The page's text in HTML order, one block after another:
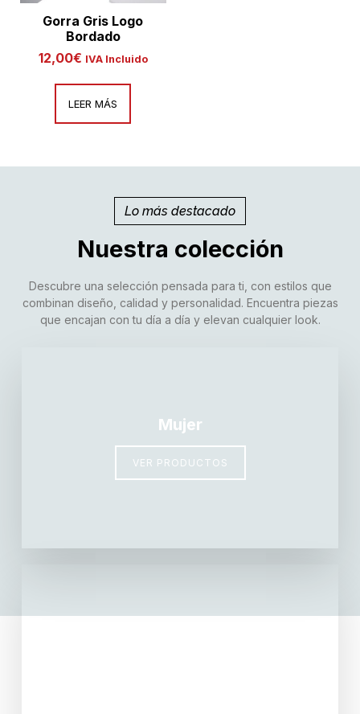
Gorra Gris Logo
Bordado
12,00€ IVA Incluido
LEER MÁS
Lo más destacado
Nuestra colección
Descubre una selección pensada para ti, con estilos que
combinan diseño, calidad y personalidad. Encuentra piezas
que encajan con tu día a día y elevan cualquier look.
Mujer
VER PRODUCTOS